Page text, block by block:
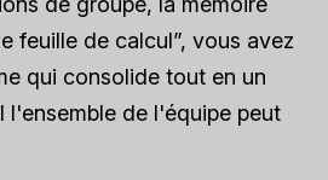
feuille de calcul”, vous avez
qui consolide tout en un
l'ensemble de l'équipe peut